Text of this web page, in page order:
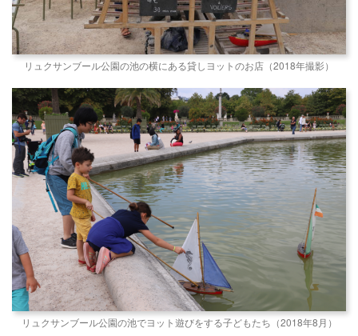
リュクサンブール公園の池の横にある貸しヨットのお店（2018年撮影）
リュクサンブール公園の池でヨット遊びをする子どもたち（2018年8月）